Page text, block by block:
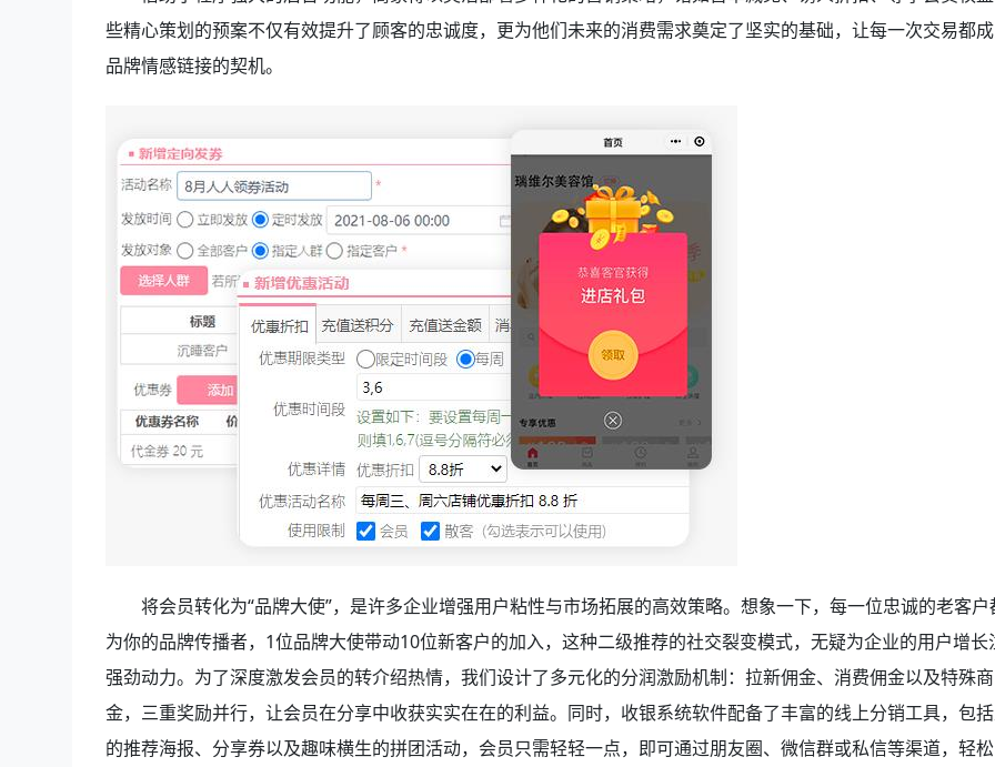
些精心策划的预案不仅有效提升了顾客的忠诚度，更为他们未来的消费需求奠定了坚实的基础，让每一次交易都
品牌情感链接的契机。
将会员转化为“品牌大使”，是许多企业增强用户粘性与市场拓展的高效策略。想象一下，每一位忠诚的老客户
为你的品牌传播者，1位品牌大使带动10位新客户的加入，这种二级推荐的社交裂变模式，无疑为企业的用户增长
强劲动力。为了深度激发会员的转介绍热情，我们设计了多元化的分润激励机制：拉新佣金、消费佣金以及特殊
金，三重奖励并行，让会员在分享中收获实实在在的利益。同时，收银系统软件配备了丰富的线上分销工具，包
的推荐海报、分享券以及趣味横生的拼团活动，会员只需轻轻一点，即可通过朋友圈、微信群或私信等渠道，轻